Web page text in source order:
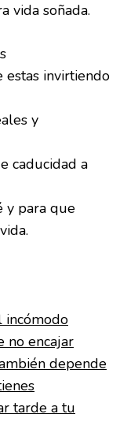
vida soñada.
estas invirtiendo
y
caducidad a
y para que
incómodo
no encajar
depende
tarde a tu